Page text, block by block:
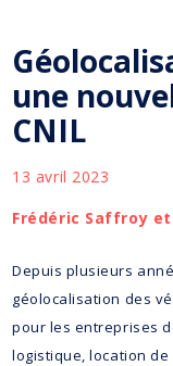
une
CNIL
13 avril 2023
Frédéric Saffroy
Depuis plusieurs
géolocalisation des
pour les entreprises
logistique, location